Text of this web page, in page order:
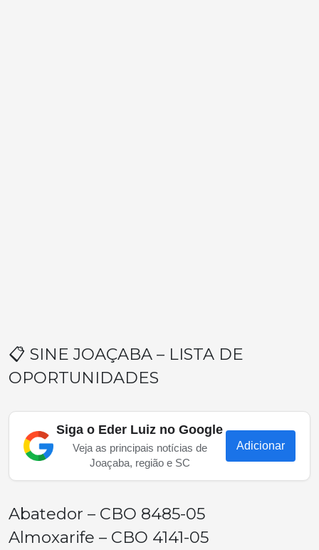
📋 SINE JOAÇABA – LISTA DE
OPORTUNIDADES
Siga o Eder Luiz no Google
Veja as principais notícias de
Joaçaba, região e SC
Adicionar
Abatedor – CBO 8485-05
Almoxarife – CBO 4141-05